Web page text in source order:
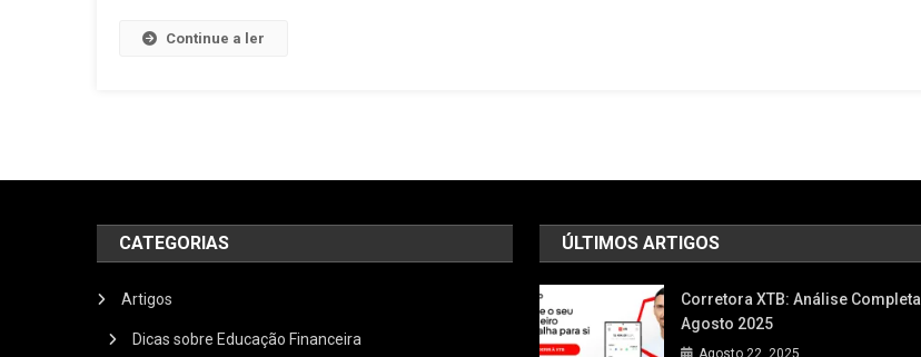
Continue a ler
CATEGORIAS
Artigos
Dicas sobre Educação Financeira
ÚLTIMOS ARTIGOS
Corretora XTB: Análise Completa
Agosto 2025
Agosto 22, 2025